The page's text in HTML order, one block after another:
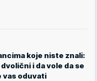
koje niste znali:
i da vole da se
vas oduvati